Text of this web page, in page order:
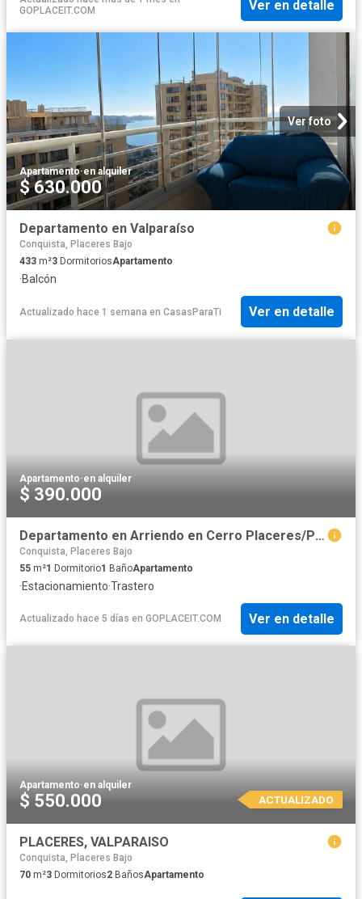
GOPLACEIT.COM
Ver en detalle
Ver foto
Apartamento·en alquiler
$ 630.000
Departamento en Valparaíso
Conquista, Placeres Bajo
433 m²3 DormitoriosApartamento
·Balcón
Actualizado hace 1 semana en CasasParaTi Ver en detalle
Apartamento·en alquiler
$ 390.000
Departamento en Arriendo en Cerro Placeres/Plaza La Conquista/Amoblado/Año corrido
Conquista, Placeres Bajo
55 m²1 Dormitorio1 BañoApartamento
·Estacionamiento·Trastero
Actualizado hace 5 días en GOPLACEIT.COM Ver en detalle
Apartamento·en alquiler
$ 550.000 ACTUALIZADO
PLACERES, VALPARAISO
Conquista, Placeres Bajo
70 m²3 Dormitorios2 BañosApartamento